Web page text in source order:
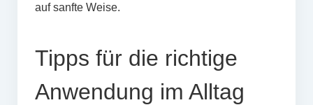
auf sanfte Weise.
Tipps für die richtige
Anwendung im Alltag